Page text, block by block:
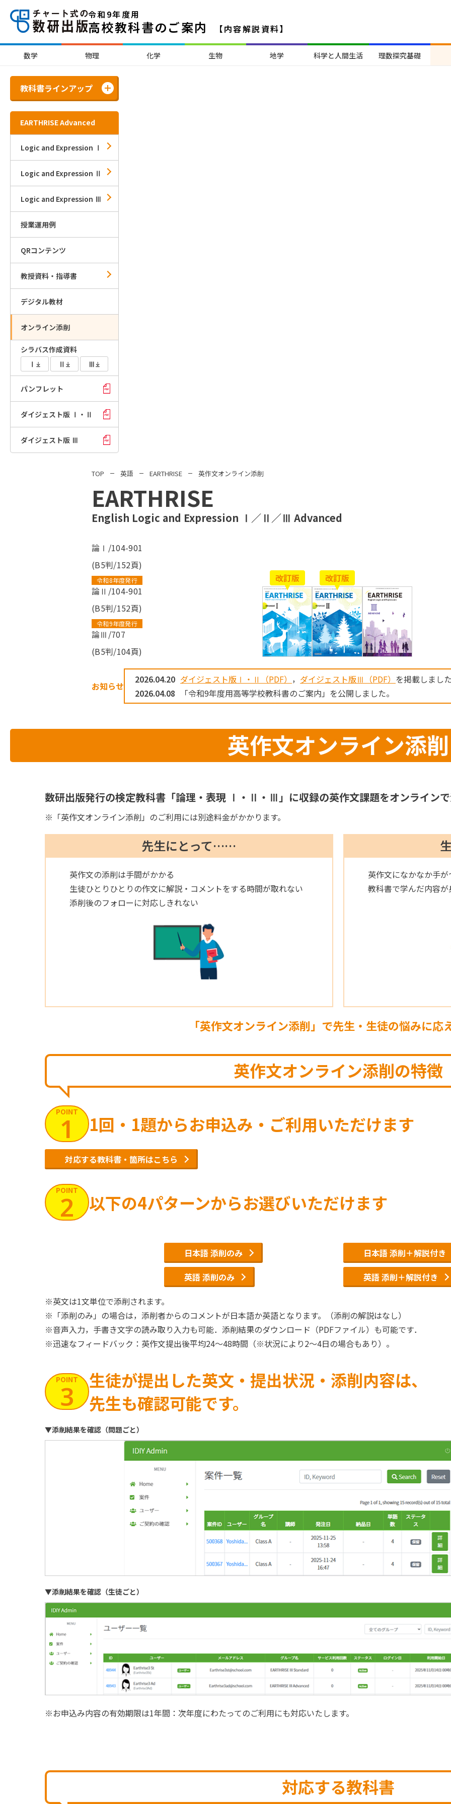
令和9年度用
高校教科書のご案内 【内容解説資料】
数学 物理 化学 生物 地学 科学と人間生活 理数探究基礎
教科書ラインアップ
EARTHRISE Advanced
Logic and Expression Ⅰ
Logic and Expression Ⅱ
Logic and Expression Ⅲ
授業運用例
QRコンテンツ
教授資料・指導書
デジタル教材
オンライン添削
シラバス作成資料
Ⅰ
Ⅱ Ⅲ
パンフレット
ダイジェスト版 Ⅰ・Ⅱ
ダイジェスト版 Ⅲ
TOP 英語 EARTHRISE 英作文オンライン添削
EARTHRISE
English Logic and Expression Ⅰ／Ⅱ／Ⅲ Advanced
論Ⅰ/104-901
(B5判/152頁)
令和8年度発行
論Ⅱ/104-901
(B5判/152頁)
令和9年度発行
論Ⅲ/707
(B5判/104頁)
改訂版 改訂版
お知らせ
2026.04.20 ダイジェスト版Ⅰ・Ⅱ（PDF） ， ダイジェスト版Ⅲ（PDF） を掲載しまし
2026.04.08
「令和9年度用高等学校教科書のご案内」を公開しました。
英作文オンライン添削
数研出版発行の検定教科書「論理・表現 Ⅰ・Ⅱ・Ⅲ」に収録の英作文課題をオンライン
※ 「英作文オンライン添削」のご利用には別途料金がかかります。
先生にとって……
英作文の添削は手間がかかる
生徒ひとりひとりの作文に解説・コメントをする時間が取れない
添削後のフォローに対応しきれない
英作文になかなか手
教科書で学んだ内容
「英作文オンライン添削」で先生・生徒の悩みに応
英作文オンライン添削の特徴
POINT
1 1回・1題からお申込み・ご利用いただけます
対応する教科書・箇所はこちら
POINT
2 以下の4パターンからお選びいただけます
日本語 添削のみ
日本語 添削＋解説付き
英語 添削のみ
英語 添削＋解説付き
※英文は1文単位で添削されます。
※ 「添削のみ」の場合は，添削者からのコメントが日本語か英語となります。（添削の解説はなし）
※音声入力，手書き文字の読み取り入力も可能．添削結果のダウンロード（PDFファイル）も可能です．
※迅速なフィードバック：英作文提出後平均24～48時間（※状況により2～4日の場合もあり）。
POINT
3
生徒が提出した英文・提出状況・添削内容は、
先生も確認可能です。
▼添削結果を確認（問題ごと）
▼添削結果を確認（生徒ごと）
※お申込み内容の有効期限は1年間：次年度にわたってのご利用にも対応いたします。
対応する教科書